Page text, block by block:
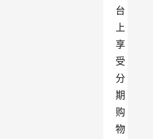
台
上
享
受
分
期
购
物